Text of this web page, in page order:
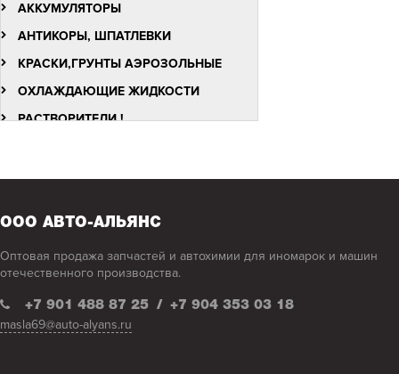
АККУМУЛЯТОРЫ
АНТИКОРЫ, ШПАТЛЕВКИ
КРАСКИ,ГРУНТЫ АЭРОЗОЛЬНЫЕ
ОХЛАЖДАЮЩИЕ ЖИДКОСТИ
РАСТВОРИТЕЛИ !
ООО АВТО-АЛЬЯНС
Оптовая продажа запчастей и автохимии для иномарок и машин
отечественного производства.
+7 901 488 87 25 / +7 904 353 03 18
masla69@auto-alyans.ru